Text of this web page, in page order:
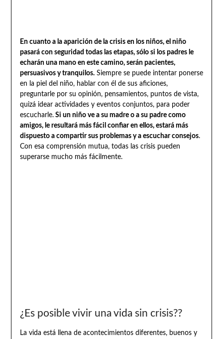
En cuanto a la aparición de la crisis en los niños, el niño
pasará con seguridad todas las etapas, sólo si los padres le
echarán una mano en este camino, serán pacientes,
persuasivos y tranquilos.Siempre se puede intentar ponerse
en la piel del niño, hablar con él de sus aficiones,
preguntarle por su opinión, pensamientos, puntos de vista,
quizá idear actividades y eventos conjuntos, para poder
escucharle.Si un niño ve a su madre o a su padre como
amigos, le resultará más fácil confiar en ellos, estará más
dispuesto a compartir sus problemas y a escuchar consejos.
Con esa comprensión mutua, todas las crisis pueden
superarse mucho más fácilmente.
¿Es posible vivir una vida sin crisis??
La vida está llena de acontecimientos diferentes, buenos y